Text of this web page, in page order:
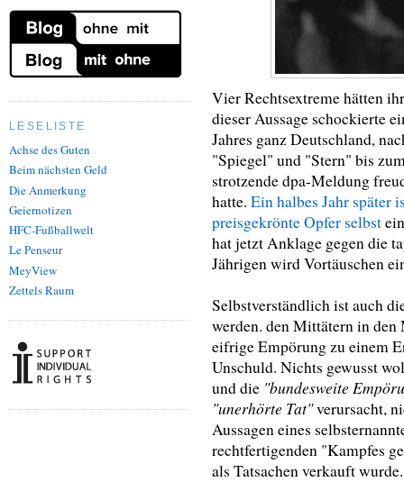
LESELISTE
Achse des Guten
Beim nächsten Geld
Die Anmerkung
Geiernotizen
HFC-Fußballwelt
Le Penseur
MeyView
Zettels Raum
Vier Rechtsextreme hätten
dieser Aussage schockierte
Jahres ganz Deutschland,
"Spiegel" und "Stern" bis
strotzende dpa-Meldung
hatte. Ein halbes Jahr später
preisgekrönte Opfer selbst
hat jetzt Anklage gegen die
Jährigen wird Vortäuschen
Selbstverständlich ist auch
werden. den Mittätern in den
eifrige Empörung zu einem
Unschuld. Nichts gewusst
und die "bundesweite
"unerhörte Tat"verursacht,
Aussagen eines
rechtfertigenden "Kampfes
als Tatsachen verkauft wurde.